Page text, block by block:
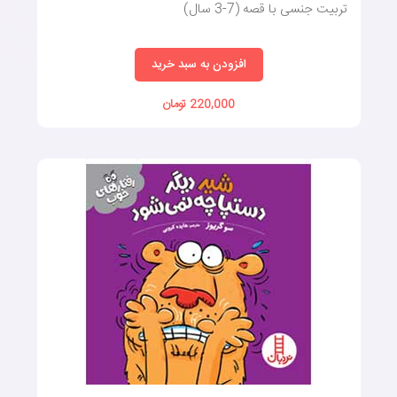
چنین کتاب‌هایی همچنین فرصتی را برای کودکان فراهم می‌کنند تا
درک عمیق‌تری از خود، زندگی و اطرافیان‌شان بهپ‌دست آورند. وقتی
آموزش و سرگرمی کودکان باشد؛ به‌این‌ترتیب، در زمان خرید کتاب
داستان کودکان، فراموش نکنید که کتاب‌هایی با پیوند‌های قوی با
زندگی خود کودک، می‌توانند به همراهان همیشگی فرزندتان تبدیل
شده و تاثیر عمیقی بر رشد فکری، عاطفی و اجتماعی او بگذارند.
تربیت جنسی با قصه (7-3 سال)
افزودن به سبد خرید
220,000 تومان